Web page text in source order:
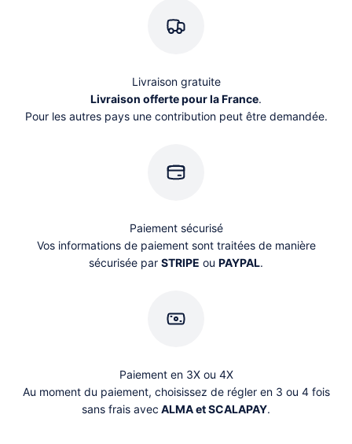
Livraison gratuite
Livraison offerte pour la France.
Pour les autres pays une contribution peut être demandée.
Paiement sécurisé
Vos informations de paiement sont traitées de manière
sécurisée par STRIPE ou PAYPAL.
Paiement en 3X ou 4X
Au moment du paiement, choisissez de régler en 3 ou 4 fois
sans frais avec ALMA et SCALAPAY.